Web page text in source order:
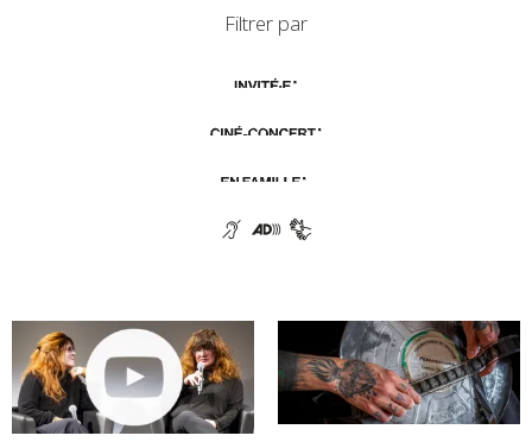
Filtrer par